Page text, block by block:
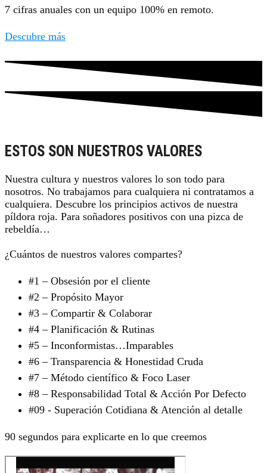
7 cifras anuales con un equipo 100% en remoto.
Descubre más
ESTOS SON NUESTROS VALORES
Nuestra cultura y nuestros valores lo son todo para
nosotros. No trabajamos para cualquiera ni contratamos a
cualquiera. Descubre los principios activos de nuestra
píldora roja. Para soñadores positivos con una pizca de
rebeldía…
¿Cuántos de nuestros valores compartes?
#1 – Obsesión por el cliente
#2 – Propósito Mayor
#3 – Compartir & Colaborar
#4 – Planificación & Rutinas
#5 – Inconformistas…Imparables
#6 – Transparencia & Honestidad Cruda
#7 – Método científico & Foco Laser
#8 – Responsabilidad Total & Acción Por Defecto
#09 - Superación Cotidiana & Atención al detalle
90 segundos para explicarte en lo que creemos